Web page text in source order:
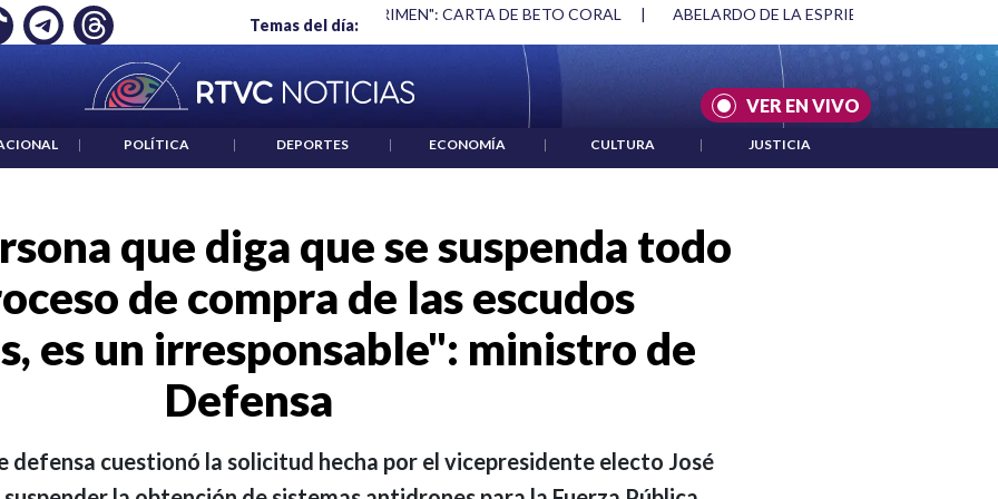
Temas del día:
UN CRIMEN": CARTA DE BETO CORAL ABELARDO DE LA ESPRIELLA Y DMG | ACUERDOS ENTRE ESTADOS UNIDOS E
VER EN VIVO
| POLÍTICA | DEPORTES | ECONOMÍA | CULTURA | JUSTICIA
que diga que se suspenda todo
de compra de las escudos
es un irresponsable": ministro de
Defensa
defensa cuestionó la solicitud hecha por el vicepresidente electo José